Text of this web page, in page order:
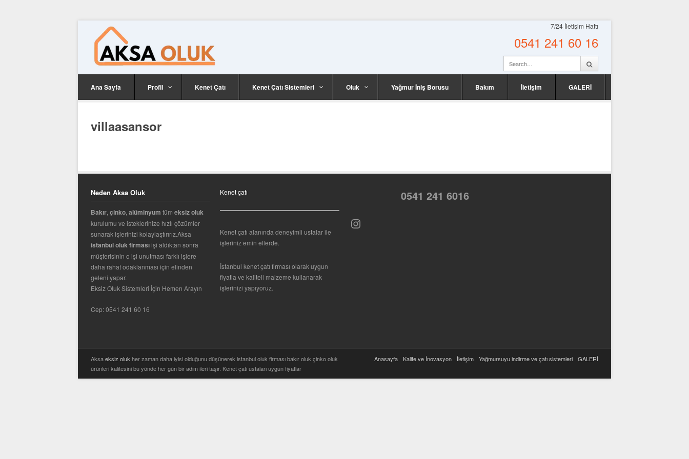
7/24 İletişim Hattı
0541 241 60 16
Ana Sayfa Profil Kenet Çatı Kenet Çatı Sistemleri Oluk Yağmur İniş Borusu Bakım İletişim GALERİ
villaasansor
Neden Aksa Oluk
Bakır, çinko, alüminyum tüm eksiz oluk
kurulumu ve isteklerinize hızlı çözümler
sunarak işlerinizi kolaylaştırırız.Aksa
istanbul oluk firmasıişi aldıktan sonra
müşterisinin o işi unutması farklı işlere
daha rahat odaklanması için elinden
geleni yapar.
Eksiz Oluk Sistemleri İçin Hemen Arayın
Cep:0541 241 60 16
Kenet çatı
Kenet çatı alanında deneyimli ustalar ile
işleriniz emin ellerde.
İstanbul kenet çatı firması olarak uygun
fiyatla ve kaliteli malzeme kullanarak
işlerinizi yapıyoruz.
0541 241 6016
Instagram
Aksaeksiz oluk her zaman daha iyisi olduğunu düşünerek istanbul oluk firması bakır oluk çinko oluk
ürünleri kalitesini bu yönde her gün bir adım ileri taşır. Kenet çatı ustaları uygun fiyatlar
Anasayfa Kalite ve İnovasyon İletişim Yağmursuyu indirme ve çatı sistemleri GALERİ